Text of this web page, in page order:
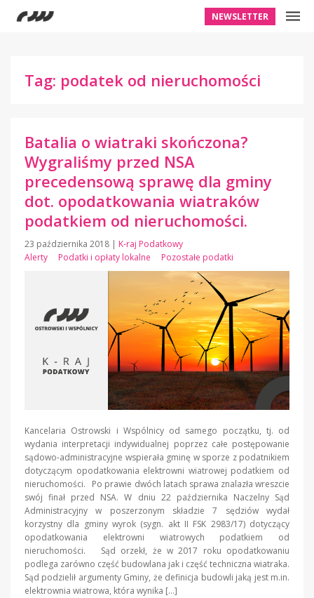
NEWSLETTER
Tag: podatek od nieruchomości
Batalia o wiatraki skończona?
Wygraliśmy przed NSA
precedensową sprawę dla gminy
dot. opodatkowania wiatraków
podatkiem od nieruchomości.
23 października 2018 | K-raj Podatkowy
Alerty
Podatki i opłaty lokalne Pozostałe podatki
Kancelaria Ostrowski i Wspólnicy od samego początku, tj. od
wydania interpretacji indywidualnej poprzez całe postępowanie
sądowo-administracyjne wspierała gminę w sporze z podatnikiem
dotyczącym opodatkowania elektrowni wiatrowej podatkiem od
nieruchomości. Po prawie dwóch latach sprawa znalazła wreszcie
swój finał przed NSA. W dniu 22 października Naczelny Sąd
Administracyjny w poszerzonym składzie 7 sędziów wydał
korzystny dla gminy wyrok (sygn. akt II FSK 2983/17) dotyczący
opodatkowania elektrowni wiatrowych podatkiem od
nieruchomości. Sąd orzekł, że w 2017 roku opodatkowaniu
podlega zarówno część budowlana jak i część techniczna wiatraka.
Sąd podzielił argumenty Gminy, że definicja budowli jaką jest m.in.
elektrownia wiatrowa, która wynika […]